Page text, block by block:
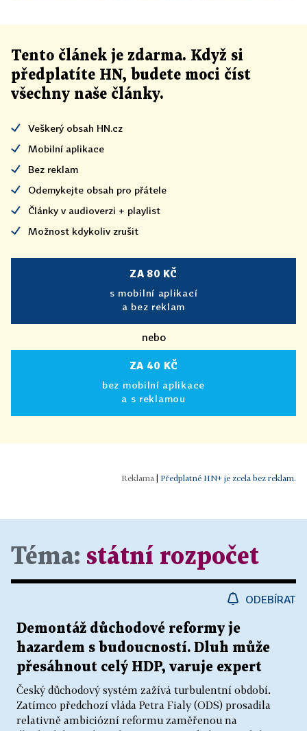
Tento článek je zdarma. Když si
předplatíte HN, budete moci číst
všechny naše články.
Veškerý obsah HN.cz
Mobilní aplikace
Bez reklam
Odemykejte obsah pro přátele
Články v audioverzi + playlist
Možnost kdykoliv zrušit
ZA 80 KČ
s mobilní aplikací
a bez reklam
nebo
ZA 40 KČ
bez mobilní aplikace
a s reklamou
Předplatné HN+ je zcela bez reklam.
Téma: státní rozpočet
ODEBÍRAT
Demontáž důchodové reformy je
hazardem s budoucností. Dluh může
přesáhnout celý HDP, varuje expert
Český důchodový systém zažívá turbulentní období.
Zatímco předchozí vláda Petra Fialy (ODS) prosadila
relativně ambiciózní reformu zaměřenou na